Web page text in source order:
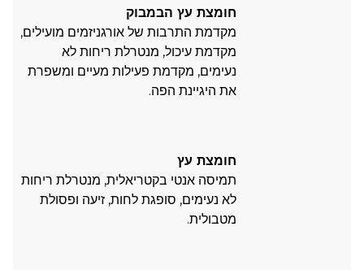
חומצת עץ הבמבוק
מקדמת התרבות של אורגניזמים מועילים,
מקדמת עיכול, מנטרלת ריחות לא
נעימים, מקדמת פעילות מעיים ומשפרת
את היגיינת הפה.
חומצת עץ
תמיסה אנטי בקטריאלית, מנטרלת ריחות
לא נעימים, סופגת לחות, זיעה ופסולת
מטבולית.